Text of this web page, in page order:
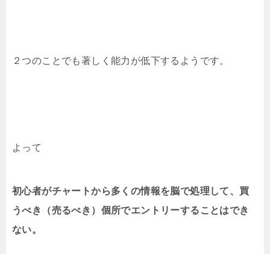
２つのことでも著しく能力が低下するようです。
よって
初心者がチャートから多くの情報を脳で処理して、買
うべき（売るべき）個所でエントリーすることはでき
ない。